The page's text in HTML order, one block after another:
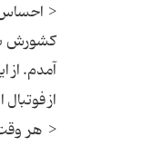
< احساس
كشورش
آمدم.
از
< هر وقت